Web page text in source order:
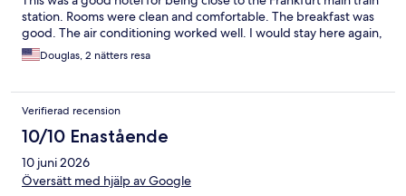
station. Rooms were clean and comfortable. The breakfast was
good. The air conditioning worked well. I would stay here again,
Douglas, 2 nätters resa
Verifierad recension
10/10 Enastående
10 juni 2026
Översätt med hjälp av Google